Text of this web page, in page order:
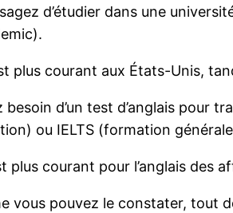
d’étudier dans une
plus courant aux États-Unis,
besoin d’un test d’anglais pour
ou IELTS (formation
plus courant pour l’anglais des
vous pouvez le constater, tout